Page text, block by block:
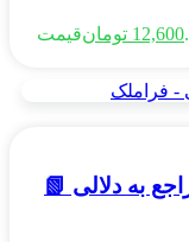
12,600 تومانقیمت
به دلالی 📗